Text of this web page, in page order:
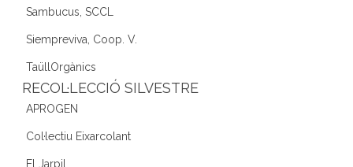
Sambucus, SCCL
Siempreviva, Coop. V.
TaüllOrgànics
RECOL·LECCIÓ SILVESTRE
APROGEN
Col·lectiu Eixarcolant
El Jarpil